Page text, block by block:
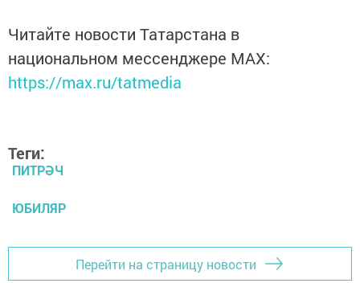
Читайте новости Татарстана в
национальном мессенджере MАХ:
https://max.ru/tatmedia
Теги:
ПИТРӘЧ
ЮБИЛЯР
Перейти на страницу новости